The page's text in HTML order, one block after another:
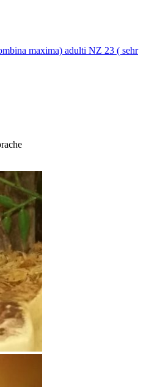
maxima) adulti NZ 23 ( sehr